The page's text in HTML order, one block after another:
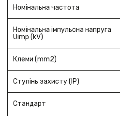
Номінальна частота
Номінальна імпульсна напруга
Uimp (kV)
Клеми (mm2)
Ступінь захисту (ІР)
Стандарт